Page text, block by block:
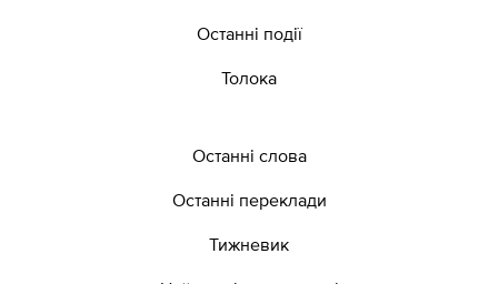
Останні події
Толока
Останні слова
Останні переклади
Тижневик